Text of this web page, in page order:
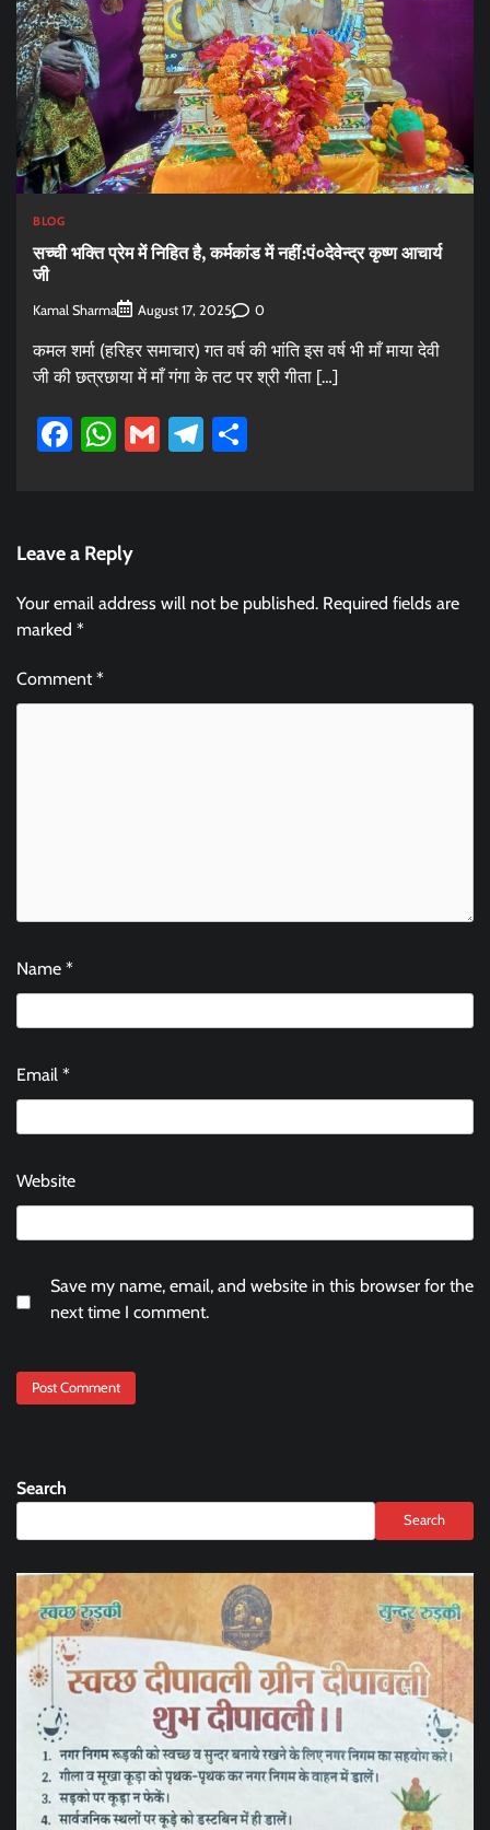
BLOG
सच्ची भक्ति प्रेम में निहित है, कर्मकांड में नहीं:पं०देवेन्द्र कृष्ण आचार्य
जी
Kamal Sharma August 17, 2025 0
कमल शर्मा (हरिहर समाचार) गत वर्ष की भांति इस वर्ष भी माँ माया देवी
जी की छत्रछाया में माँ गंगा के तट पर श्री गीता […]
Facebook
WhatsApp
GmailTelegram
Leave a Reply
Your email address will not be published. Required fields are
marked *
Comment*
Name *
Email *
Website
Save my name, email, and website in this browser for the
next time I comment.
Search
Search